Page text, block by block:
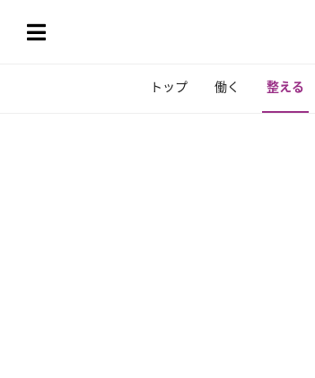
トップ 働く 整える